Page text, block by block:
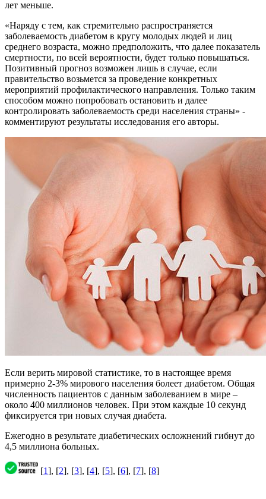
лет меньше.
«Наряду с тем, как стремительно распространяется
заболеваемость диабетом в кругу молодых людей и лиц
среднего возраста, можно предположить, что далее показатель
смертности, по всей вероятности, будет только повышаться.
Позитивный прогноз возможен лишь в случае, если
правительство возьмется за проведение конкретных
мероприятий профилактического направления. Только таким
способом можно попробовать остановить и далее
контролировать заболеваемость среди населения страны» -
комментируют результаты исследования его авторы.
Если верить мировой статистике, то в настоящее время
примерно 2-3% мирового населения болеет диабетом. Общая
численность пациентов с данным заболеванием в мире –
около 400 миллионов человек. При этом каждые 10 секунд
фиксируется три новых случая диабета.
Ежегодно в результате диабетических осложнений гибнут до
4,5 миллиона больных.
[1], [2], [3], [4], [5], [6], [7], [8]